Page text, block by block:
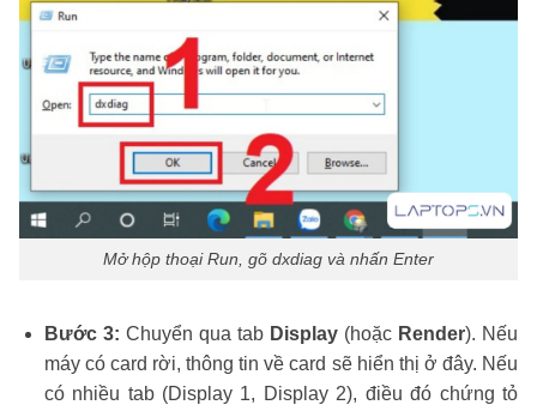
Mở hộp thoại Run, gõ dxdiag và nhấn Enter
Bước 3: Chuyển qua tab Display(hoặc Render). Nếu
máy có card rời, thông tin về card sẽ hiển thị ở đây. Nếu
có nhiều tab (Display 1, Display 2), điều đó chứng tỏ